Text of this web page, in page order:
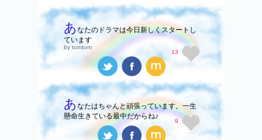
あ なたのドラマは今日新しくスタートし
ています
by tomtom
13
あ なたはちゃんと頑張っています。一生
懸命生きている最中だからね♪
9